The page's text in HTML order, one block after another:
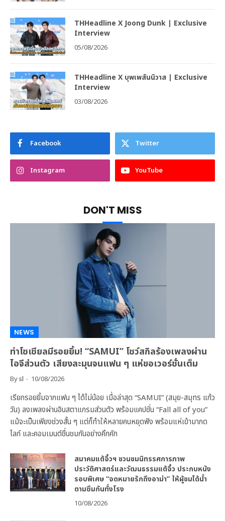
THHeadline X Joong Dunk | Exclusive
Interview
05/08/2026
THHeadline X บุพเพสันนิวาส | Exclusive
Interview
03/08/2026
Facebook Twitter
Instagram YouTube
DON'T MISS
NEWS
ทำโซเชียลมีรอยยิ้ม! “SAMUI” โชว์สกิลร้องเพลงผ่าน
ไอจีส่วนตัว เสียงละมุนจนแฟน ๆ แห่ขอเวอร์ชั่นเต็ม
Bysl 10/08/2026
เรียกรอยยิ้มจากแฟน ๆ ได้ไม่น้อย เมื่อล่าสุด “SAMUI” (สมุย-สมุทร แก้ว
วัน) ลงเพลงผ่านอินสตาแกรมส่วนตัว พร้อมแคปชั่น “Fall all of you”
แม้จะเป็นเพียงช่วงสั้น ๆ แต่ก็ทำให้หลายคนหยุดฟัง พร้อมแห่เข้ามากด
ไลก์ และคอมเมนต์ชื่นชมกันอย่างคึกคัก
สมาคมแต้จิ๋วฯ ชวนชมนิทรรศการภาพ
ประวัติศาสตร์และวัฒนธรรมแต้จิ๋ว ประกบหนัง
รอบพิเศษ “จดหมายรักถึงอาม่า” ให้ผู้ชมได้น้ำ
ตามซึมกันทั่งโรง
10/08/2026